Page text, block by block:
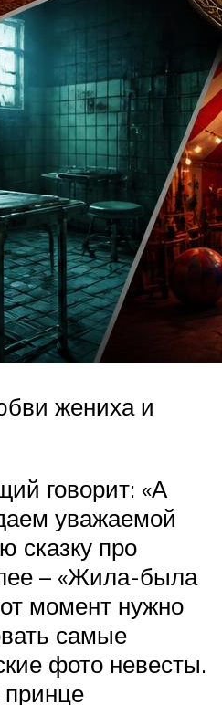
жениха и
говорит: «А
уважаемой
сказку про
– «Жила-была
момент нужно
самые
фото невесты.